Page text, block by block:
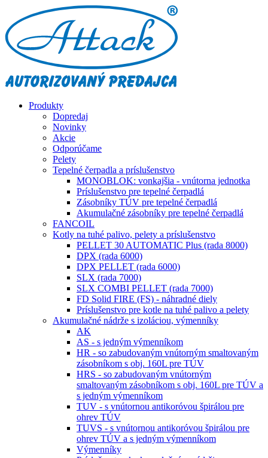
Produkty
Dopredaj
Novinky
Akcie
Odporúčame
Pelety
Tepelné čerpadla a príslušenstvo
MONOBLOK: vonkajšia - vnútorna jednotka
Príslušenstvo pre tepelné čerpadlá
Zásobníky TÚV pre tepelné čerpadlá
Akumulačné zásobníky pre tepelné čerpadlá
FANCOIL
Kotly na tuhé palivo, pelety a príslušenstvo
PELLET 30 AUTOMATIC Plus (rada 8000)
DPX (rada 6000)
DPX PELLET (rada 6000)
SLX (rada 7000)
SLX COMBI PELLET (rada 7000)
FD Solid FIRE (FS) - náhradné diely
Príslušenstvo pre kotle na tuhé palivo a pelety
Akumulačné nádrže s izoláciou, výmenníky
AK
AS - s jedným výmenníkom
HR - so zabudovaným vnútorným smaltovaným
zásobníkom s obj. 160L pre TÚV
HRS - so zabudovaným vnútorným
smaltovaným zásobníkom s obj. 160L pre TÚV a
s jedným výmenníkom
TUV - s vnútornou antikoróvou špirálou pre
ohrev TÚV
TUVS - s vnútornou antikoróvou špirálou pre
ohrev TÚV a s jedným výmenníkom
Výmenníky